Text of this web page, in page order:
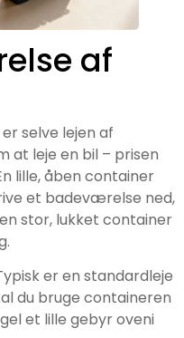
af
selve lejen af
at leje en bil – prisen
lille, åben container
et badeværelse ned,
stor, lukket container
er en standardleje
du bruge containeren
et lille gebyr oveni